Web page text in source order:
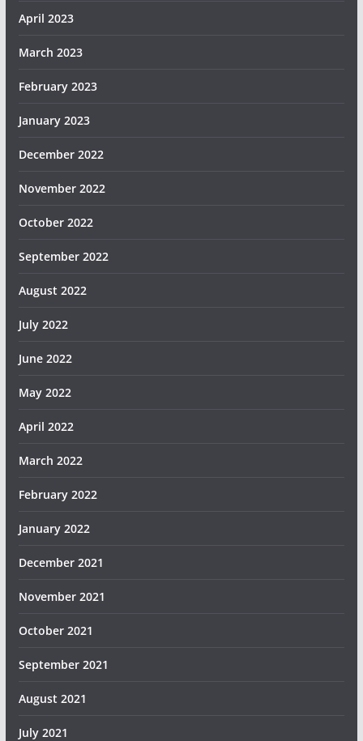
April 2023
March 2023
February 2023
January 2023
December 2022
November 2022
October 2022
September 2022
August 2022
July 2022
June 2022
May 2022
April 2022
March 2022
February 2022
January 2022
December 2021
November 2021
October 2021
September 2021
August 2021
July 2021